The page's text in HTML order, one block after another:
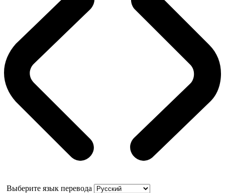
Выберите язык перевода